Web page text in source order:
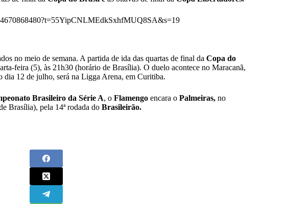
no meio de semana. A partida de ida das quartas de final da Copa do
feira (5), às 21h30 (horário de Brasília). O duelo acontece no Maracanã,
dia 12 de julho, será na Ligga Arena, em Curitiba.
Brasileiro da Série A, o Flamengo encara o Palmeiras, no
Brasília), pela 14ª rodada do Brasileirão.